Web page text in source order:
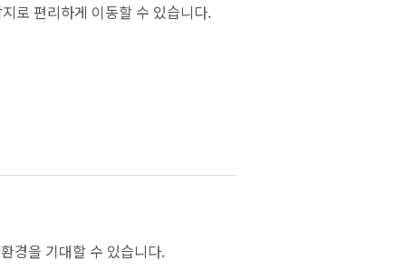
로 편리하게 이동할 수 있습니다.
경을 기대할 수 있습니다.